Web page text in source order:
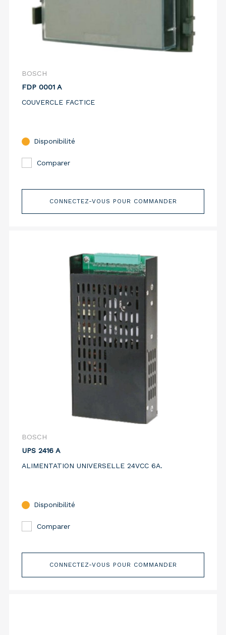
BOSCH
FDP 0001 A
COUVERCLE FACTICE
Disponibilité
Comparer
CONNECTEZ-VOUS POUR COMMANDER
BOSCH
UPS 2416 A
ALIMENTATION UNIVERSELLE 24VCC 6A.
Disponibilité
Comparer
CONNECTEZ-VOUS POUR COMMANDER